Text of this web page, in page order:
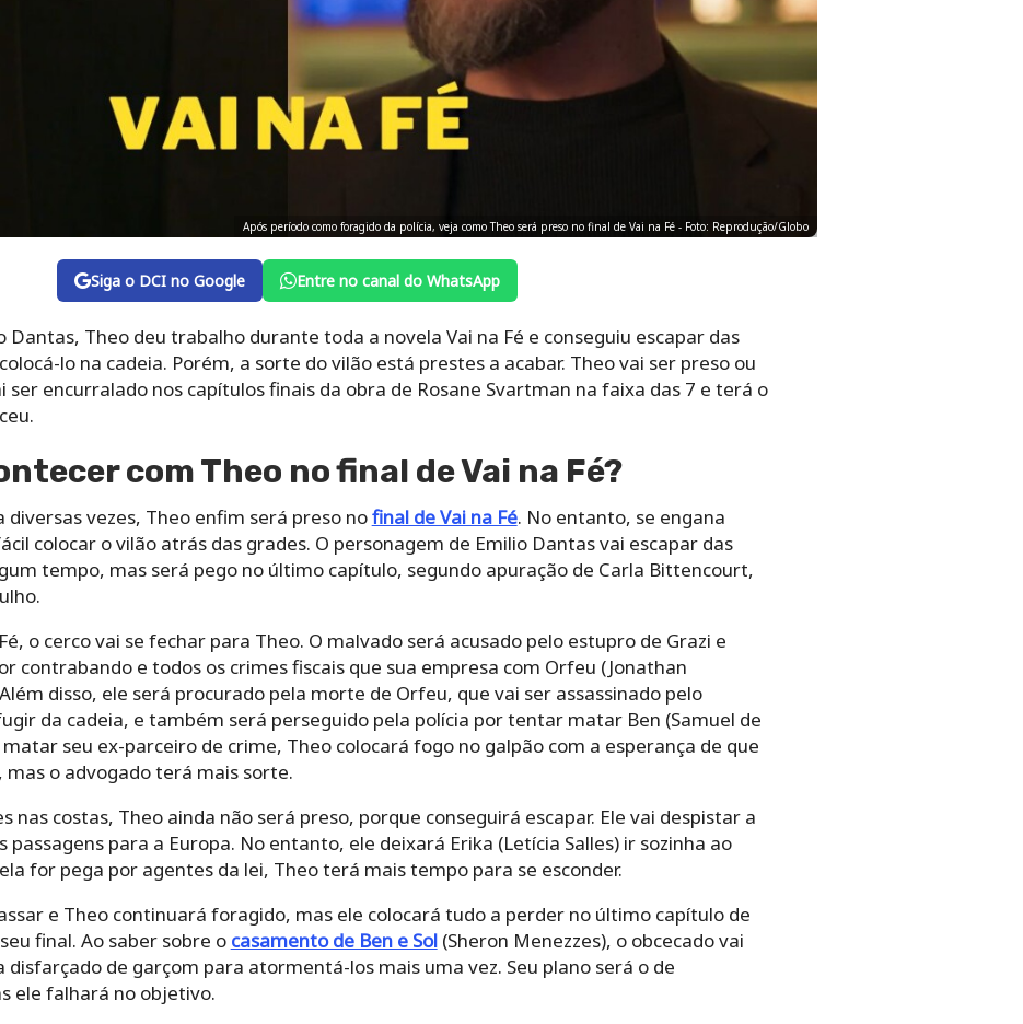
Após período como foragido da polícia, veja como Theo será preso no final de Vai na Fé - Foto: Reprodução/Globo
Siga o DCI no Google Entre no canal do WhatsApp
Theo deu trabalho durante toda a novela Vai na Fé e conseguiu escapar das
lo na cadeia. Porém, a sorte do vilão está prestes a acabar. Theo vai ser preso ou
ser encurralado nos capítulos finais da obra de Rosane Svartman na faixa das 7 e terá o
com Theo no final de Vai na Fé?
diversas vezes, Theo enfim será preso nofinal de Vai na Fé. No entanto, se engana
colocar o vilão atrás das grades. O personagem de Emilio Dantas vai escapar das
tempo, mas será pego no último capítulo, segundo apuração de Carla Bittencourt,
o cerco vai se fechar para Theo. O malvado será acusado pelo estupro de Grazi e
contrabando e todos os crimes fiscais que sua empresa com Orfeu (Jonathan
disso, ele será procurado pela morte de Orfeu, que vai ser assassinado pelo
da cadeia, e também será perseguido pela polícia por tentar matar Ben (Samuel de
matar seu ex-parceiro de crime, Theo colocará fogo no galpão com a esperança de que
mas o advogado terá mais sorte.
nas costas, Theo ainda não será preso, porque conseguirá escapar. Ele vai despistar a
passagens para a Europa. No entanto, ele deixará Erika (Letícia Salles) ir sozinha ao
for pega por agentes da lei, Theo terá mais tempo para se esconder.
e Theo continuará foragido, mas ele colocará tudo a perder no último capítulo de
final. Ao saber sobre o casamento de Ben e Sol(Sheron Menezzes), o obcecado vai
disfarçado de garçom para atormentá-los mais uma vez. Seu plano será o de
ele falhará no objetivo.